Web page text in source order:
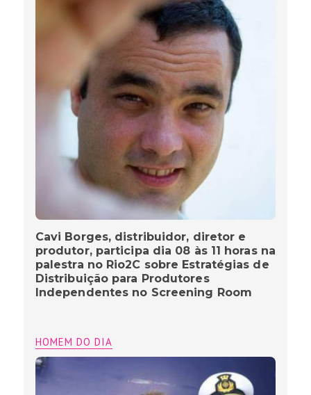
Cavi Borges, distribuidor, diretor e
produtor, participa dia 08 às 11 horas na
palestra no Rio2C sobre Estratégias de
Distribuição para Produtores
Independentes no Screening Room
HOMEM DO DIA